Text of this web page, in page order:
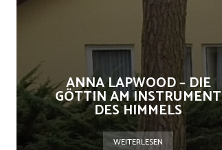
ANNA LAPWOOD – DIE
GÖTTIN AM INSTRUMENT
DES HIMMELS
WEITERLESEN